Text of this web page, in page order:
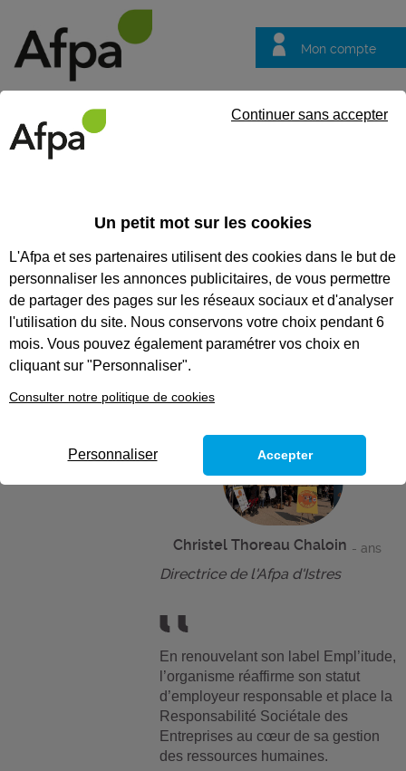
Mon compte
questions
Témoignage
Afpa Istres est
labellisé «
Empl’itude »
Christel Thoreau Chaloin - ans
Directrice de l'Afpa d'Istres
En renouvelant son label Empl’itude,
l’organisme réaffirme son statut
d’employeur responsable et place la
Responsabilité Sociétale des
Entreprises au cœur de sa gestion
des ressources humaines.
Un petit mot sur les cookies
L'Afpa et ses partenaires utilisent des cookies dans le but de
personnaliser les annonces publicitaires, de vous permettre
de partager des pages sur les réseaux sociaux et d'analyser
l'utilisation du site. Nous conservons votre choix pendant 6
mois. Vous pouvez également paramétrer vos choix en
cliquant sur "Personnaliser".
Consulter notre politique de cookies
Continuer sans accepter
Personnaliser Accepter